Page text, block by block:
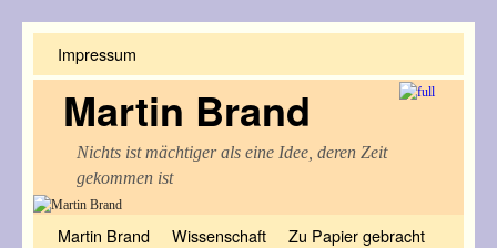
Impressum
Martin Brand
Nichts ist mächtiger als eine Idee, deren Zeit
gekommen ist
Martin Brand Wissenschaft
Zu Papier gebracht